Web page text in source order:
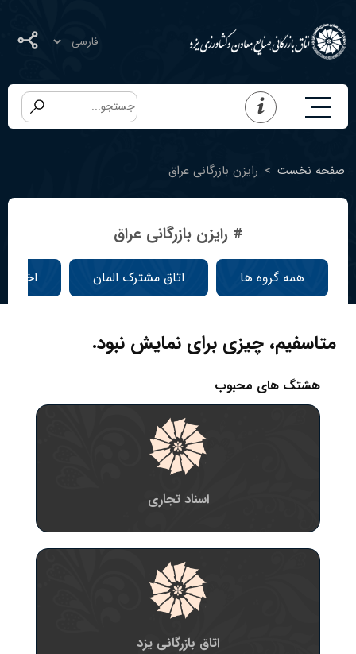
صفحه نخست > رایزن بازرگانی عراق
# رایزن بازرگانی عراق
همه گروه ها اتاق مشترک المان اخبار
متاسفیم، چیزی برای نمایش نبود.
هشتگ های محبوب
اسناد تجاری
اتاق بازرگانی یزد